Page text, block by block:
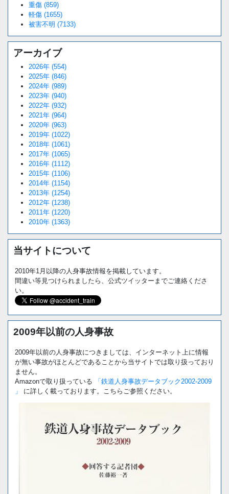
重傷 (859)
軽傷 (1655)
被害不明 (7133)
アーカイブ
2026年 (554)
2025年 (846)
2024年 (989)
2023年 (940)
2022年 (932)
2021年 (964)
2020年 (963)
2019年 (1022)
2018年 (1061)
2017年 (1065)
2016年 (1112)
2015年 (1106)
2014年 (1154)
2013年 (1254)
2012年 (1238)
2011年 (1220)
2010年 (1363)
当サイトについて
2010年1月以降の人身事故情報を掲載しています。
間違い等見つけられましたら、公式ツイッターまでご連絡くださ
い。
2009年以前の人身事故
2009年以前の人身事故につきましては、インターネット上に情報
が無い事故がほとんどであることから当サイトでは取り扱っており
ません。
Amazonで取り扱っている
「鉄道人身事故データブック2002-2009
」
に詳しく載っております。こちらご参照ください。